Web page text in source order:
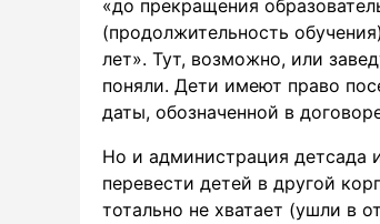
«до прекращения
(продолжительность
лет». Тут, возможно, или
поняли. Дети имеют право
даты, обозначенной в
Но и администрация детсада
перевести детей в другой
тотально не хватает (ушли в